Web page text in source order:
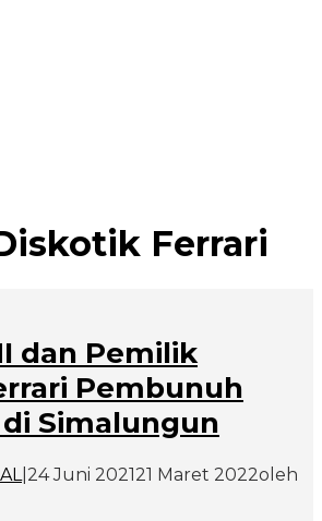
Ferrari
dan Pemilik
Pembunuh
Simalungun
| 24 Juni 202121 Maret 2022oleh